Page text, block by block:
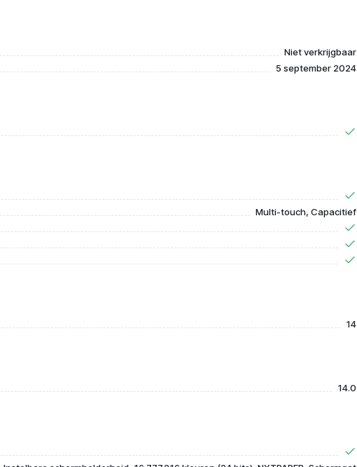
Niet verkrijgbaar
5 september 2024
Multi-touch, Capacitief
14
14.0